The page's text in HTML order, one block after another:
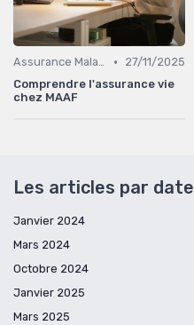
Assurance Maladie et Complémentaire Santé •
27/11/2025
Comprendre l'assurance vie
chez MAAF
Les articles par date
Janvier 2024
Mars 2024
Octobre 2024
Janvier 2025
Mars 2025